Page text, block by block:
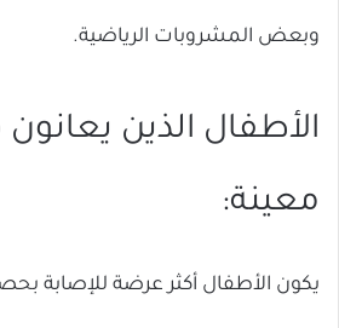
وبعض المشروبات الرياضية.
الأطفال الذين
معينة:
يكون الأطفال أكثر عرضة للإصابة